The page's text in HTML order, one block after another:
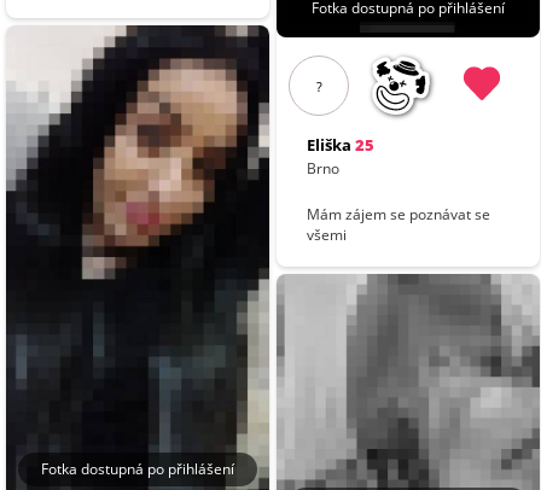
Fotka dostupná po přihlášení
Fotka dostupná po přihlášení
?
Eliška 25
Brno
Mám zájem se poznávat se
všemi